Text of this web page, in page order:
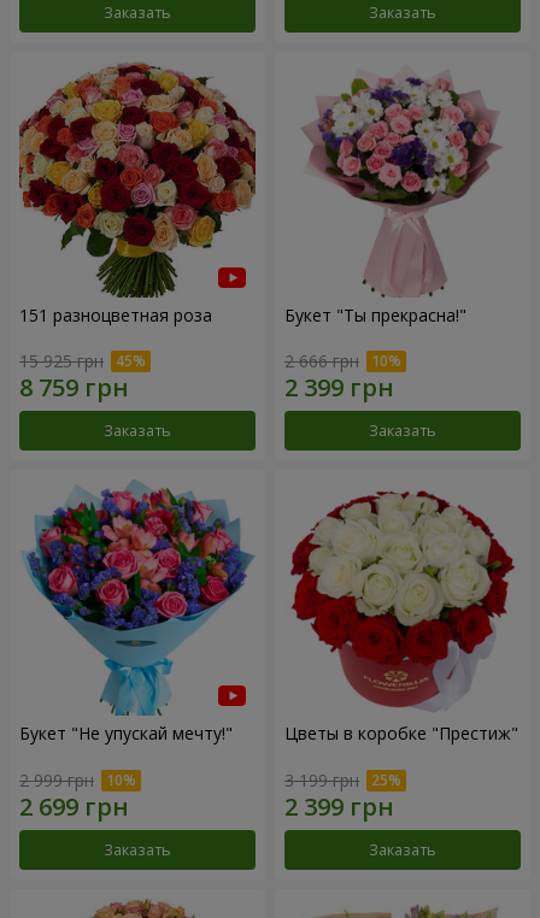
Заказать Заказать
151 разноцветная роза
15 925 грн
Заказать
Букет "Ты прекрасна!"
2 666 грн
Заказать
Букет "Не упускай мечту!"
2 999 грн
Заказать
Цветы в коробке "Престиж"
3 199 грн
Заказать